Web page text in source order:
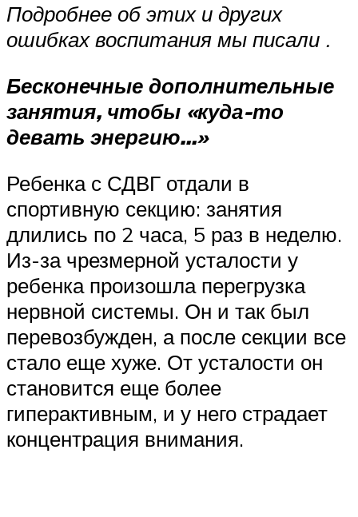
Подробнее об этих и других
ошибках воспитания мы писали .
Бесконечные дополнительные
занятия, чтобы «куда-то
девать энергию…»
Ребенка с СДВГ отдали в
спортивную секцию: занятия
длились по 2 часа, 5 раз в неделю.
Из-за чрезмерной усталости у
ребенка произошла перегрузка
нервной системы. Он и так был
перевозбужден, а после секции все
стало еще хуже. От усталости он
становится еще более
гиперактивным, и у него страдает
концентрация внимания.